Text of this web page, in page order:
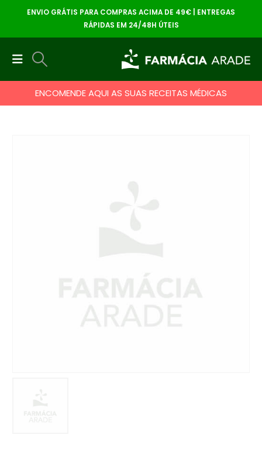
ENVIO GRÁTIS PARA COMPRAS ACIMA DE 49€ | ENTREGAS
RÁPIDAS EM 24/48H ÚTEIS
ENCOMENDE AQUI AS SUAS RECEITAS MÉDICAS